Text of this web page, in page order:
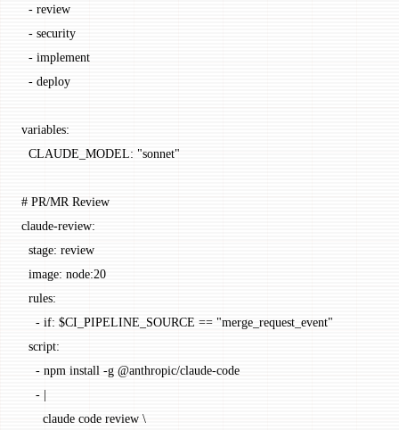
  -
review
  -
security
  -
implement
  -
deploy
variables:
  CLAUDE_MODEL
: "sonnet"
# PR/MR Review
claude-review:
  stage
: review
  image
: node:20
  rules
:
    -
if: $CI_PIPELINE_SOURCE == "merge_request_event"
  script
:
    -
npm install -g @anthropic/claude-code
    -
|
      claude code review \